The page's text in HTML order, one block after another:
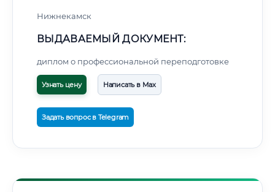
Нижнекамск
ВЫДАВАЕМЫЙ ДОКУМЕНТ:
диплом о профессиональной переподготовке
Узнать цену Написать в Max
Задать вопрос в Telegram